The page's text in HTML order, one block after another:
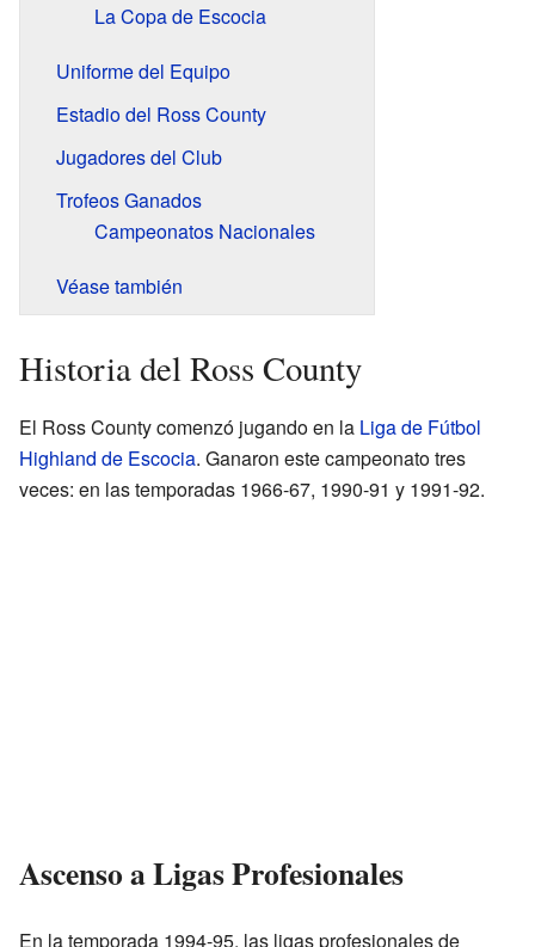
La Copa de Escocia
Uniforme del Equipo
Estadio del Ross County
Jugadores del Club
Trofeos Ganados
Campeonatos Nacionales
Véase también
Historia del Ross County
El Ross County comenzó jugando en la Liga de Fútbol
Highland de Escocia. Ganaron este campeonato tres
veces: en las temporadas 1966-67, 1990-91 y 1991-92.
Ascenso a Ligas Profesionales
En la temporada 1994-95, las ligas profesionales de